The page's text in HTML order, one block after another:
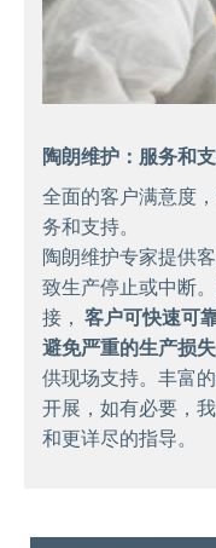
陶朗维护：服务和
全面的客户满意度
务和支持。
陶朗维护专家提供
致生产停止或中断
接， 客户可快速可
避免严重的生产损失
供现场支持。丰富
开展，如有必要，
和更详尽的指导。